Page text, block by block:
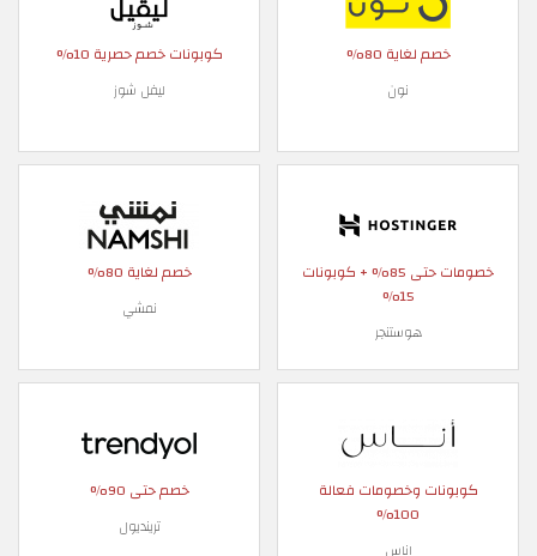
خصم لغاية 80%
نون
كوبونات خصم حصرية 10%
ليفل شوز
خصومات حتى 85% + كوبونات
15%
هوستنجر
خصم لغاية 80%
نمشي
كوبونات وخصومات فعالة
100%
اناس
خصم حتى 90%
ترينديول